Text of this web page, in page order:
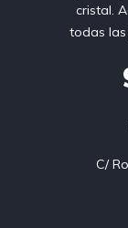
cristal.
todas
C/